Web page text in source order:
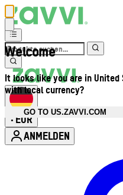
Welcome
It looks like you are in
with local currency?
GO TO US.ZAVVI.COM
• EUR
ANMELDEN